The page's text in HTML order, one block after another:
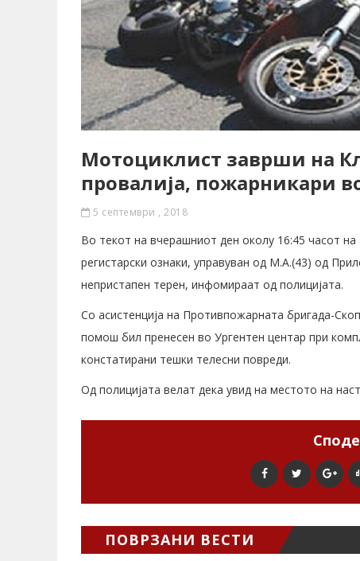
Мотоциклист заврши на
провалија, пожарникари
5 септември , 2018
Во текот на вчерашниот ден околу 16:45 часот
регистарски ознаки, управуван од М.А.(43) од
непристапен терен, инфомираат од полицијата.
Со асистенција на Противпожарната бригада-
помош бил пренесен во Ургентен центар при
констатирани тешки телесни повреди.
Од полицијата велат дека увид на местото на
ПОВРЗАНИ ВЕСТИ